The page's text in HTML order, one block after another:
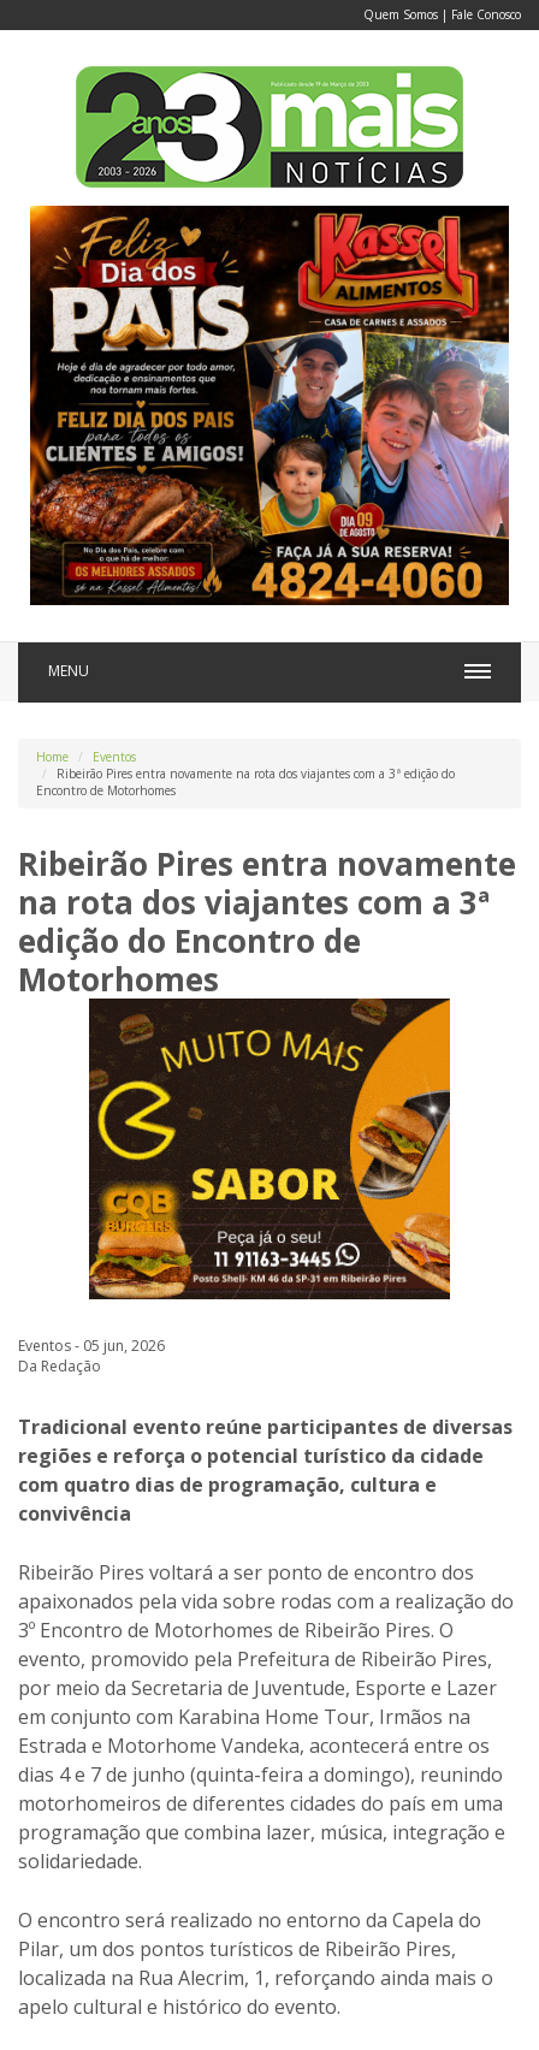
Quem Somos | Fale Conosco
MENU
Home
Eventos
Ribeirão Pires entra novamente na rota dos viajantes com a 3ª edição do
Encontro de Motorhomes
Ribeirão Pires entra novamente
na rota dos viajantes com a 3ª
edição do Encontro de
Motorhomes
Eventos - 05 jun, 2026
Da Redação
Tradicional evento reúne participantes de diversas
regiões e reforça o potencial turístico da cidade
com quatro dias de programação, cultura e
convivência
Ribeirão Pires voltará a ser ponto de encontro dos
apaixonados pela vida sobre rodas com a realização do
3º Encontro de Motorhomes de Ribeirão Pires. O
evento, promovido pela Prefeitura de Ribeirão Pires,
por meio da Secretaria de Juventude, Esporte e Lazer
em conjunto com Karabina Home Tour, Irmãos na
Estrada e Motorhome Vandeka, acontecerá entre os
dias 4 e 7 de junho (quinta-feira a domingo), reunindo
motorhomeiros de diferentes cidades do país em uma
programação que combina lazer, música, integração e
solidariedade.
O encontro será realizado no entorno da Capela do
Pilar, um dos pontos turísticos de Ribeirão Pires,
localizada na Rua Alecrim, 1, reforçando ainda mais o
apelo cultural e histórico do evento.